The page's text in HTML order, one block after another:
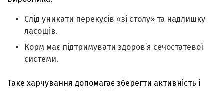
Слід уникати перекусів «зі столу» та надлишку
ласощів.
Корм має підтримувати здоров’я сечостатевої
системи.
Таке харчування допомагає зберегти активність і